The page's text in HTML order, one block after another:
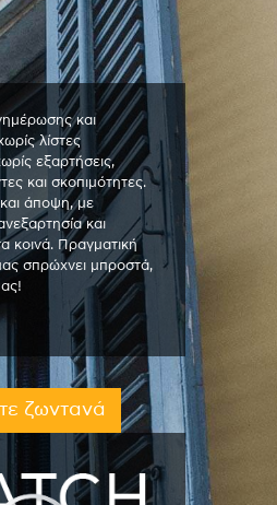
και
λίστες
εξαρτήσεις,
και σκοπιμότητες.
άποψη, με
και
κοινά. Πραγματική
σπρώχνει μπροστά,
ζωντανά